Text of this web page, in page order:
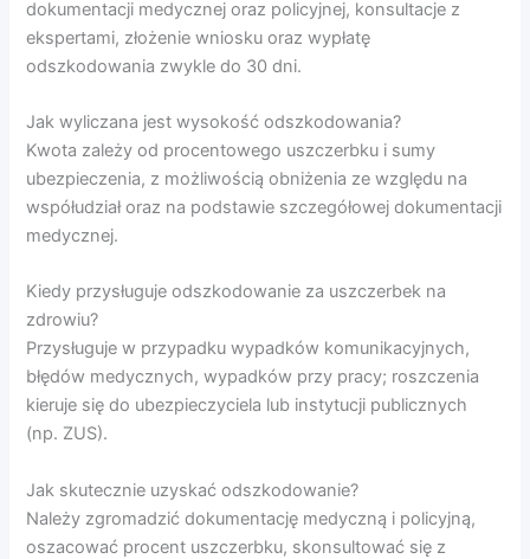
dokumentacji medycznej oraz policyjnej, konsultacje z
ekspertami, złożenie wniosku oraz wypłatę
odszkodowania zwykle do 30 dni.
Jak wyliczana jest wysokość odszkodowania?
Kwota zależy od procentowego uszczerbku i sumy
ubezpieczenia, z możliwością obniżenia ze względu na
współudział oraz na podstawie szczegółowej dokumentacji
medycznej.
Kiedy przysługuje odszkodowanie za uszczerbek na
zdrowiu?
Przysługuje w przypadku wypadków komunikacyjnych,
błędów medycznych, wypadków przy pracy; roszczenia
kieruje się do ubezpieczyciela lub instytucji publicznych
(np. ZUS).
Jak skutecznie uzyskać odszkodowanie?
Należy zgromadzić dokumentację medyczną i policyjną,
oszacować procent uszczerbku, skonsultować się z